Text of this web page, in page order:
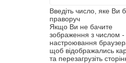
Введіть число, яке Ви
праворуч
Якщо Ви не бачите
зображення з числом -
настроювання
щоб відображались
та перезагрузіть